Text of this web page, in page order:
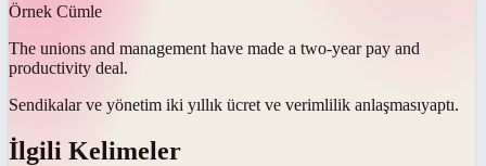
Örnek Cümle
The unions and management have made a two-year pay and
productivity deal.
Sendikalar ve yönetim iki yıllık ücret ve verimlilik anlaşmasıyaptı.
İlgili Kelimeler